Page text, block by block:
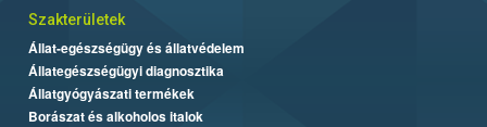
Szakterületek
Állat-egészségügy és állatvédelem
Állategészségügyi diagnosztika
Állatgyógyászati termékek
Borászat és alkoholos italok